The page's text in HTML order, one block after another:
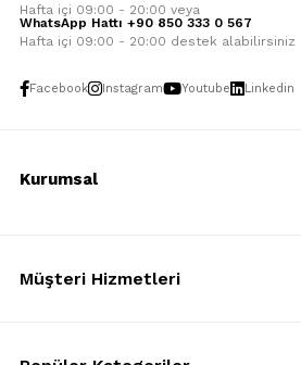
Hafta içi 09:00 - 20:00 veya
WhatsApp Hattı +90 850 333 0 567
Hafta içi 09:00 - 20:00 destek alabilirsiniz
Facebook Instagram Youtube Linkedin
Kurumsal
Müşteri Hizmetleri